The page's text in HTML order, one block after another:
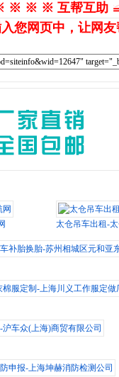
※ ※ ※ 互帮互助
您网页中，让网
太仓吊车出租-
换胎-苏州相城区元和亚东
定制-上海川义工作服定做厂家
(上海)商贸有限公司